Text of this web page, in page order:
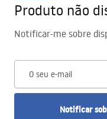
Produto não
Notificar-me sobre
O seu e-mail
Notificar